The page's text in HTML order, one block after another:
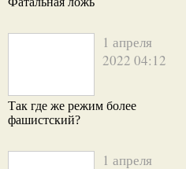
1 апреля
2022 04:12
Так где же режим более
фашистский?
1 апреля